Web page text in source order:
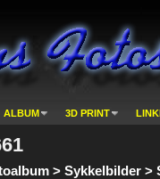
ALBUM 3D PRINT
> Sykkelbilder >